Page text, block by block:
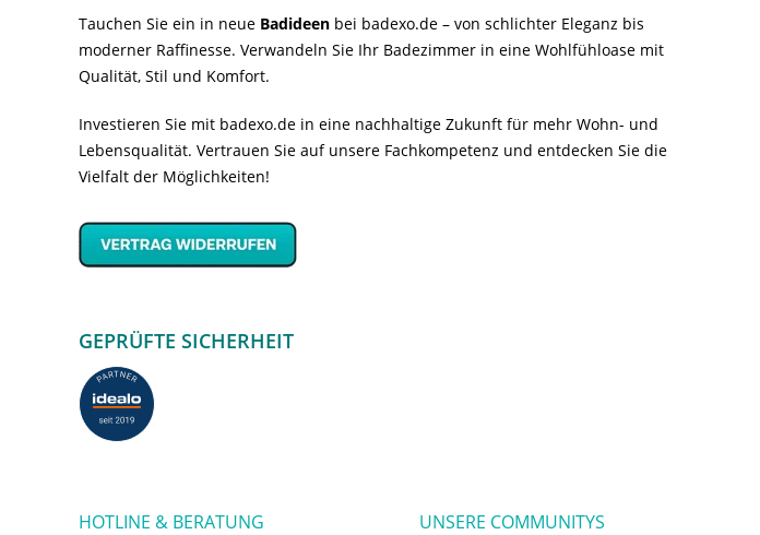
Tauchen Sie ein in neue Badideen bei badexo.de – von schlichter Eleganz bis
moderner Raffinesse. Verwandeln Sie Ihr Badezimmer in eine Wohlfühloase mit
Qualität, Stil und Komfort.
Investieren Sie mit badexo.de in eine nachhaltige Zukunft für mehr Wohn- und
Lebensqualität. Vertrauen Sie auf unsere Fachkompetenz und entdecken Sie die
Vielfalt der Möglichkeiten!
GEPRÜFTE SICHERHEIT
HOTLINE & BERATUNG UNSERE COMMUNITYS